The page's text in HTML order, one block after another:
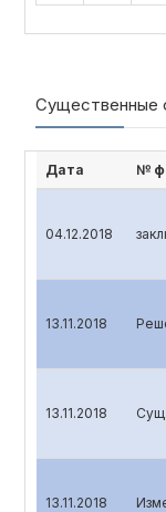
Существенные
Дата №
04.12.2018
13.11.2018
13.11.2018
13.11.2018